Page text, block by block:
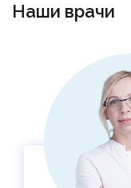
Наши врачи